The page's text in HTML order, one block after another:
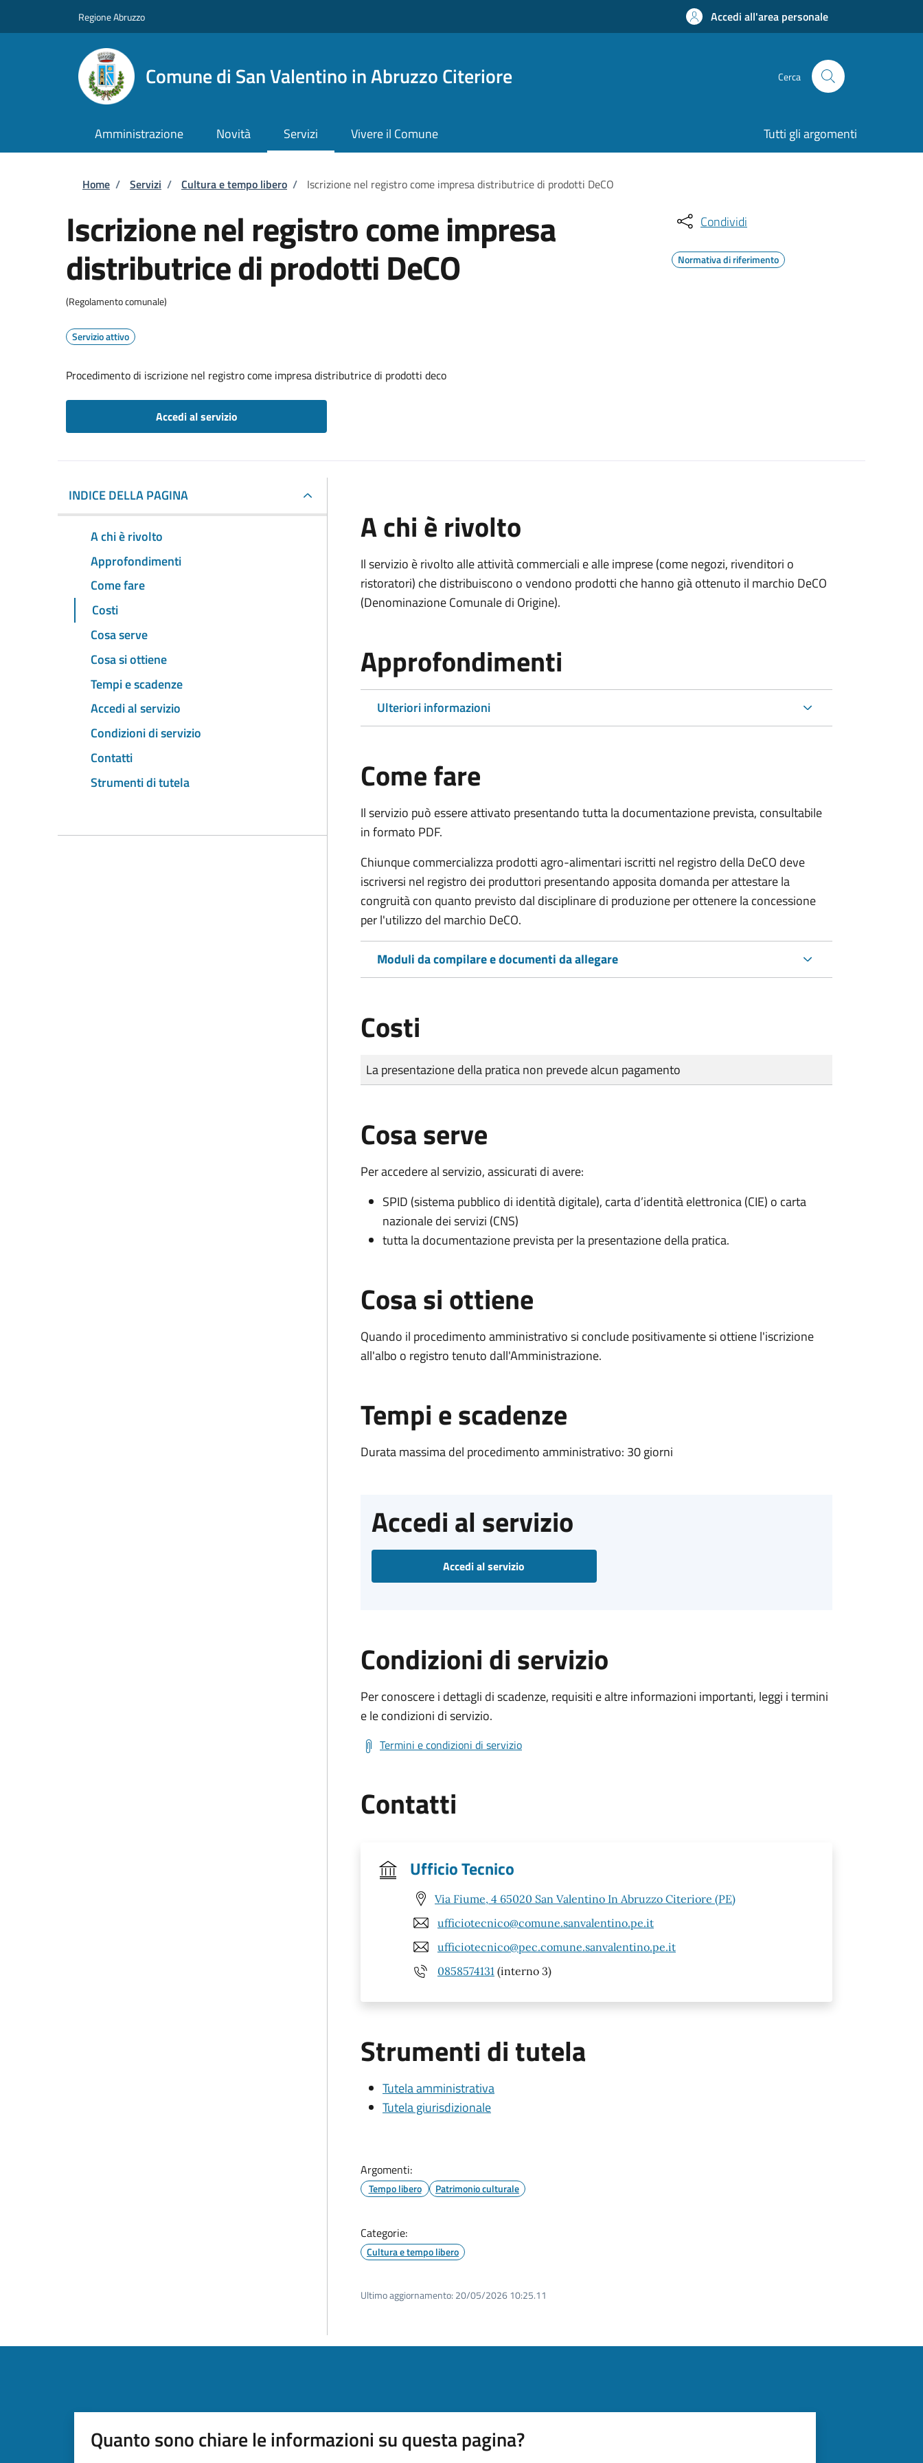
Regione Abruzzo Accedi all'area personale
Comune di San Valentino in Abruzzo Citeriore Cerca
Amministrazione Novità Servizi Vivere il Comune Tutti gli argomenti
Briciole di pane
Home / Servizi / Cultura e tempo libero / Iscrizione nel registro come impresa distributrice di prodotti DeCO
Iscrizione nel registro come impresa
distributrice di prodotti DeCO
(Regolamento comunale)
Servizio attivo
Procedimento di iscrizione nel registro come impresa distributrice di prodotti deco
Accedi al servizio
Condividi
Normativa di riferimento
INDICE DELLA PAGINA
A chi è rivolto
Approfondimenti
Come fare
Costi
Cosa serve
Cosa si ottiene
Tempi e scadenze
Accedi al servizio
Condizioni di servizio
Contatti
Strumenti di tutela
A chi è rivolto
Il servizio è rivolto alle attività commerciali e alle imprese (come negozi, rivenditori o
ristoratori) che distribuiscono o vendono prodotti che hanno già ottenuto il marchio DeCO
(Denominazione Comunale di Origine).
Approfondimenti
Ulteriori informazioni
Come fare
Il servizio può essere attivato presentando tutta la documentazione prevista, consultabile
in formato PDF.
Chiunque commercializza prodotti agro-alimentari iscritti nel registro della DeCO deve
iscriversi nel registro dei produttori presentando apposita domanda per attestare la
congruità con quanto previsto dal disciplinare di produzione per ottenere la concessione
per l'utilizzo del marchio DeCO.
Moduli da compilare e documenti da allegare
Costi
Tipo di pagamento
Importo
La presentazione della pratica non prevede alcun pagamento
Cosa serve
Per accedere al servizio, assicurati di avere:
SPID (sistema pubblico di identità digitale), carta d’identità elettronica (CIE) o carta
nazionale dei servizi (CNS)
tutta la documentazione prevista per la presentazione della pratica.
Cosa si ottiene
Quando il procedimento amministrativo si conclude positivamente si ottiene l'iscrizione
all'albo o registro tenuto dall'Amministrazione.
Tempi e scadenze
Durata massima del procedimento amministrativo: 30 giorni
Accedi al servizio
Accedi al servizio
Condizioni di servizio
Per conoscere i dettagli di scadenze, requisiti e altre informazioni importanti, leggi i termini
e le condizioni di servizio.
Termini e condizioni di servizio
Contatti
Ufficio Tecnico
Via Fiume, 4 65020 San Valentino In Abruzzo Citeriore (PE)
ufficiotecnico@comune.sanvalentino.pe.it
ufficiotecnico@pec.comune.sanvalentino.pe.it
0858574131 (interno 3)
Strumenti di tutela
Tutela amministrativa
Tutela giurisdizionale
Argomenti:
Tempo libero Patrimonio culturale
Categorie:
Cultura e tempo libero
Ultimo aggiornamento: 20/05/2026 10:25.11
Quanto sono chiare le informazioni su questa pagina?